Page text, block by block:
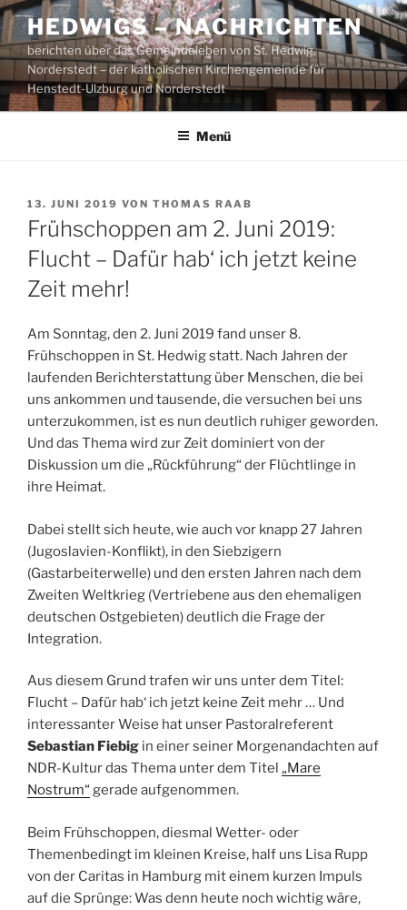
Zum
Inhalt
springen
HEDWIGS – NACHRICHTEN
berichten über das Gemeindeleben von St. Hedwig,
Norderstedt – der katholischen Kirchengemeinde für
Henstedt-Ulzburg und Norderstedt
Menü
VERÖFFENTLICHT
AM
13. JUNI 2019 VON THOMAS RAAB
Frühschoppen am 2. Juni 2019:
Flucht – Dafür hab‘ ich jetzt keine
Zeit mehr!
Am Sonntag, den 2. Juni 2019 fand unser 8.
Frühschoppen in St. Hedwig statt. Nach Jahren der
laufenden Berichterstattung über Menschen, die bei
uns ankommen und tausende, die versuchen bei uns
unterzukommen, ist es nun deutlich ruhiger geworden.
Und das Thema wird zur Zeit dominiert von der
Diskussion um die „Rückführung“ der Flüchtlinge in
ihre Heimat.
Dabei stellt sich heute, wie auch vor knapp 27 Jahren
(Jugoslavien-Konflikt), in den Siebzigern
(Gastarbeiterwelle) und den ersten Jahren nach dem
Zweiten Weltkrieg (Vertriebene aus den ehemaligen
deutschen Ostgebieten) deutlich die Frage der
Integration.
Aus diesem Grund trafen wir uns unter dem Titel:
Flucht – Dafür hab‘ ich jetzt keine Zeit mehr … Und
interessanter Weise hat unser Pastoralreferent
Sebastian Fiebig in einer seiner Morgenandachten auf
NDR-Kultur das Thema unter dem Titel „Mare
Nostrum“ gerade aufgenommen.
Beim Frühschoppen, diesmal Wetter- oder
Themenbedingt im kleinen Kreise, half uns Lisa Rupp
von der Caritas in Hamburg mit einem kurzen Impuls
auf die Sprünge: Was denn heute noch wichtig wäre,